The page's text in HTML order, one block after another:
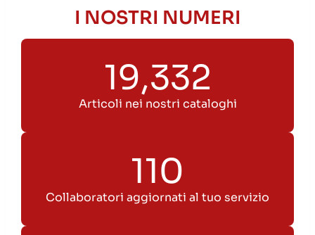
I NOSTRI NUMERI
30,000
Articoli nei nostri cataloghi
110
Collaboratori aggiornati al tuo servizio